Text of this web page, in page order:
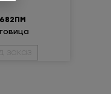
заказ